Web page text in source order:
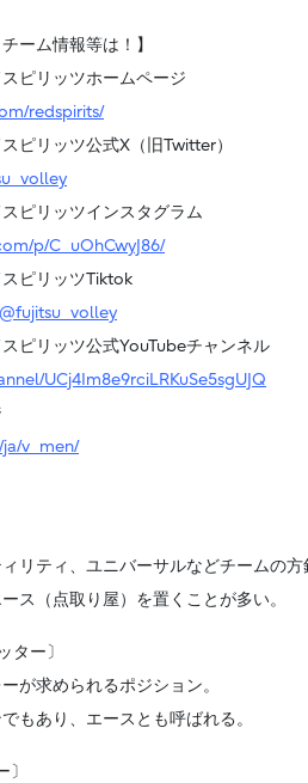
ーム情報等は！】
ピリッツホームページ
redspirits/
ピリッツ公式X（旧Twitter）
ピリッツインスタグラム
p/C_uOhCwyJ86/
ピリッツTiktok
ピリッツ公式YouTubeチャンネル
UCj4Im8e9rciLRKuSe5sgUJQ
v_men/
リティ、ユニバーサルなどチームの
ス（点取り屋）を置くことが多い。
ター〕
が求められるポジション。
もあり、エースとも呼ばれる。